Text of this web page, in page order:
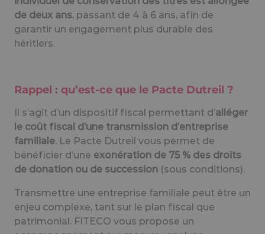
de deux ans, passant de 4 à 6 ans, afin de
garantir un engagement plus durable des
héritiers.
Rappel : qu’est-ce que le Pacte Dutreil ?
Il s’agit d’un dispositif fiscal permettant d’alléger
le coût fiscal d’une transmission d’entreprise
familiale. Le Pacte Dutreil vous permet de
bénéficier d’une exonération de 75 % des droits
de donation ou de succession (sous conditions).
Transmettre une entreprise familiale peut être un
enjeu complexe, tant sur le plan fiscal que
patrimonial. FITECO vous propose un